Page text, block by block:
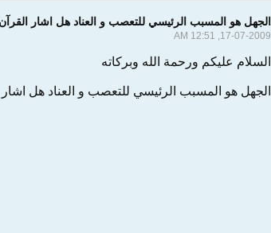
الجهل هو المسبب الرئيسي للتعصب و العناد هل اشار
17-07-2009, 12:51 AM
السلام عليكم ورحمة الله وبركاته
الجهل هو المسبب الرئيسي للتعصب و العناد هل